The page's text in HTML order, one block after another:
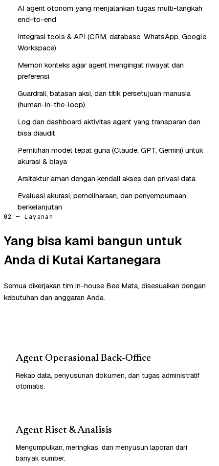
AI agent otonom yang menjalankan tugas multi-langkah
end-to-end
Integrasi tools & API (CRM, database, WhatsApp, Google
Workspace)
Memori konteks agar agent mengingat riwayat dan
preferensi
Guardrail, batasan aksi, dan titik persetujuan manusia
(human-in-the-loop)
Log dan dashboard aktivitas agent yang transparan dan
bisa diaudit
Pemilihan model tepat guna (Claude, GPT, Gemini) untuk
akurasi & biaya
Arsitektur aman dengan kendali akses dan privasi data
Evaluasi akurasi, pemeliharaan, dan penyempurnaan
berkelanjutan
02 — Layanan
Yang bisa kami bangun untuk
Anda di Kutai Kartanegara
Semua dikerjakan tim in-house Bee Mata, disesuaikan dengan
kebutuhan dan anggaran Anda.
Agent Operasional Back-Office
Rekap data, penyusunan dokumen, dan tugas administratif
otomatis.
Agent Riset & Analisis
Mengumpulkan, meringkas, dan menyusun laporan dari
banyak sumber.